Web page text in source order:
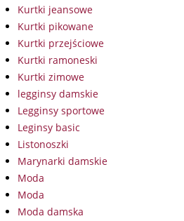
Kurtki jeansowe
Kurtki pikowane
Kurtki przejściowe
Kurtki ramoneski
Kurtki zimowe
legginsy damskie
Legginsy sportowe
Leginsy basic
Listonoszki
Marynarki damskie
Moda
Moda
Moda damska